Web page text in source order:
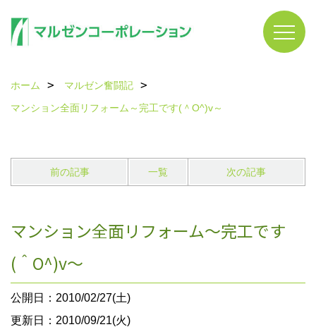
ホーム
マルゼン奮闘記
マンション全面リフォーム～完工です(＾O^)v～
前の記事 一覧 次の記事
マンション全面リフォーム～完工です
(＾O^)v～
公開日：2010/02/27(土)
更新日：2010/09/21(火)